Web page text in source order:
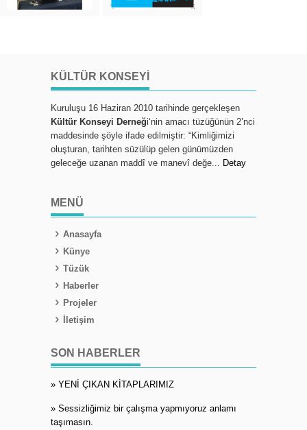
KÜLTÜR KONSEYI
Kuruluşu 16 Haziran 2010 tarihinde gerçekleşen
Kültür Konseyi Derneği‘nin amacı tüzüğünün 2’nci
maddesinde şöyle ifade edilmiştir: “Kimliğimizi
oluşturan, tarihten süzülüp gelen günümüzden
geleceğe uzanan maddî ve manevî değe... Detay
MENÜ
Anasayfa
Künye
Tüzük
Haberler
Projeler
İletişim
SON HABERLER
» YENİ ÇIKAN KİTAPLARIMIZ
» Sessizliğimiz bir çalışma yapmıyoruz anlamı
taşımasın.